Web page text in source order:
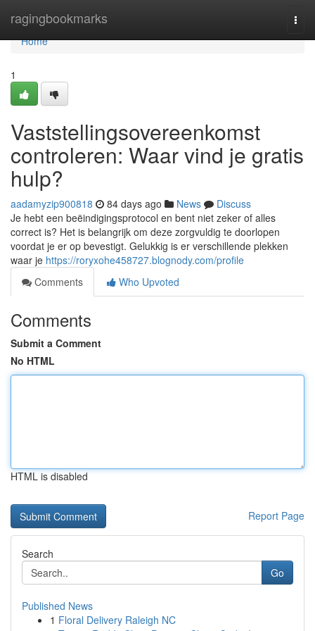
ragingbookmarks
Home
Home
1
Vaststellingsovereenkomst
controleren: Waar vind je gratis
hulp?
aadamyzip900818 84 days ago News
Discuss
Je hebt een beëindigingsprotocol en bent niet zeker of alles
correct is? Het is belangrijk om deze zorgvuldig te doorlopen
voordat je er op bevestigt. Gelukkig is er verschillende plekken
waar je https://roryxohe458727.blognody.com/profile
Comments
Who Upvoted
Comments
Submit a Comment
No HTML
HTML is disabled
Report Page
Search
Go
Published News
1 Floral Delivery Raleigh NC